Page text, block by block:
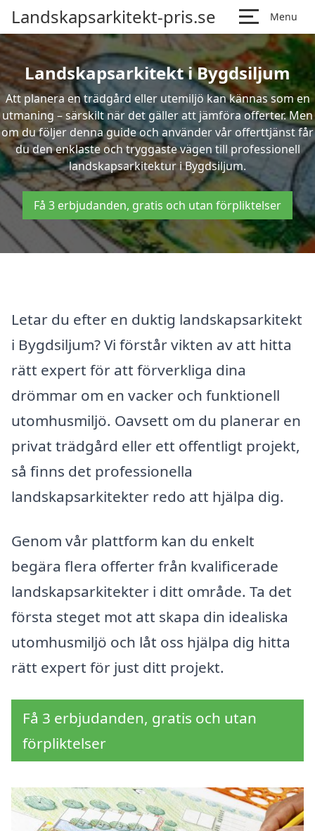
Landskapsarkitekt-pris.se Menu
Landskapsarkitekt i Bygdsiljum
Att planera en trädgård eller utemiljö kan kännas som en
utmaning – särskilt när det gäller att jämföra offerter. Men
om du följer denna guide och använder vår offerttjänst får
du den enklaste och tryggaste vägen till professionell
landskapsarkitektur i Bygdsiljum.
Få 3 erbjudanden, gratis och utan förpliktelser
Letar du efter en duktig landskapsarkitekt
i Bygdsiljum? Vi förstår vikten av att hitta
rätt expert för att förverkliga dina
drömmar om en vacker och funktionell
utomhusmiljö. Oavsett om du planerar en
privat trädgård eller ett offentligt projekt,
så finns det professionella
landskapsarkitekter redo att hjälpa dig.
Genom vår plattform kan du enkelt
begära flera offerter från kvalificerade
landskapsarkitekter i ditt område. Ta det
första steget mot att skapa din idealiska
utomhusmiljö och låt oss hjälpa dig hitta
rätt expert för just ditt projekt.
Få 3 erbjudanden, gratis och utan
förpliktelser